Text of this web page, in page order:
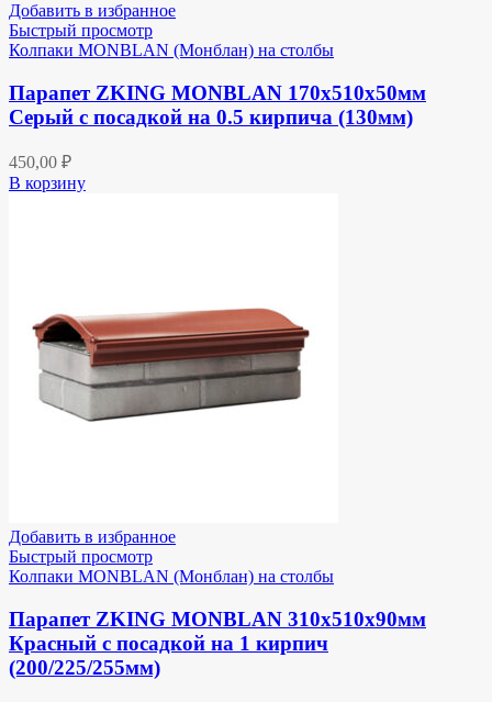
Добавить в избранное
Быстрый просмотр
Колпаки MONBLAN (Монблан) на столбы
Парапет ZKING MONBLAN 170х510х50мм
Серый с посадкой на 0.5 кирпича (130мм)
450,00 ₽
В корзину
Добавить в избранное
Быстрый просмотр
Колпаки MONBLAN (Монблан) на столбы
Парапет ZKING MONBLAN 310х510х90мм
Красный с посадкой на 1 кирпич
(200/225/255мм)